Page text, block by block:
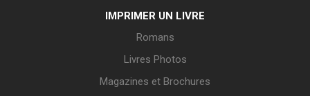
IMPRIMER UN LIVRE
Romans
Livres Photos
Magazines et Brochures